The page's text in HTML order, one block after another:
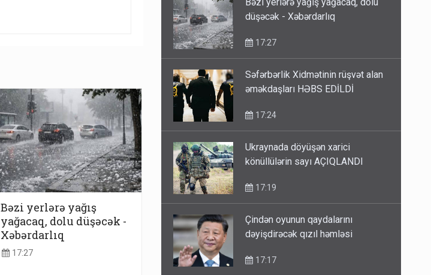
Bəzi yerlərə yağış
yağacaq, dolu düşəcək -
Xəbərdarlıq
17:27
düşəcək - Xəbərdarlıq
17:27
Səfərbərlik Xidmətinin rüşvət alan
əməkdaşları HƏBS EDİLDİ
17:24
Ukraynada döyüşən xarici
könüllülərin sayı AÇIQLANDI
17:19
Çindən oyunun qaydalarını
dəyişdirəcək qızıl həmləsi
17:17